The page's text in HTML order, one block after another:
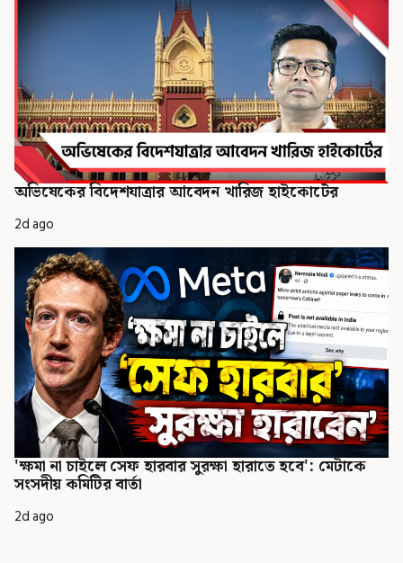
অভিষেকের বিদেশযাত্রার আবেদন খারিজ হাইকোর্টের
2d ago
'ক্ষমা না চাইলে সেফ হারবার সুরক্ষা হারাতে হবে': মেটাকে
সংসদীয় কমিটির বার্তা
2d ago